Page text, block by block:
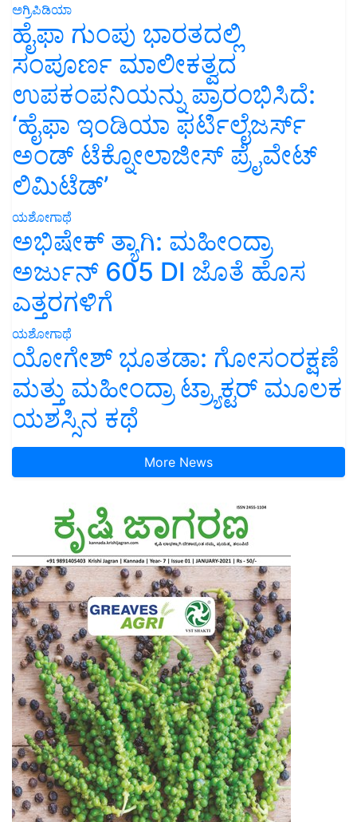
ಅಗ್ರಿಪಿಡಿಯಾ
ಹೈಫಾ ಗುಂಪು ಭಾರತದಲ್ಲಿ
ಸಂಪೂರ್ಣ ಮಾಲೀಕತ್ವದ
ಉಪಕಂಪನಿಯನ್ನು ಪ್ರಾರಂಭಿಸಿದೆ:
‘ಹೈಫಾ ಇಂಡಿಯಾ ಫರ್ಟಿಲೈಜರ್ಸ್
ಅಂಡ್ ಟೆಕ್ನೋಲಾಜೀಸ್ ಪ್ರೈವೇಟ್
ಲಿಮಿಟೆಡ್’
ಯಶೋಗಾಥೆ
ಅಭಿಷೇಕ್ ತ್ಯಾಗಿ: ಮಹೀಂದ್ರಾ
ಅರ್ಜುನ್ 605 DI ಜೊತೆ ಹೊಸ
ಎತ್ತರಗಳಿಗೆ
ಯಶೋಗಾಥೆ
ಯೋಗೇಶ್ ಭೂತಡಾ: ಗೋಸಂರಕ್ಷಣೆ
ಮತ್ತು ಮಹೀಂದ್ರಾ ಟ್ರ್ಯಾಕ್ಟರ್ ಮೂಲಕ
ಯಶಸ್ಸಿನ ಕಥೆ
More News